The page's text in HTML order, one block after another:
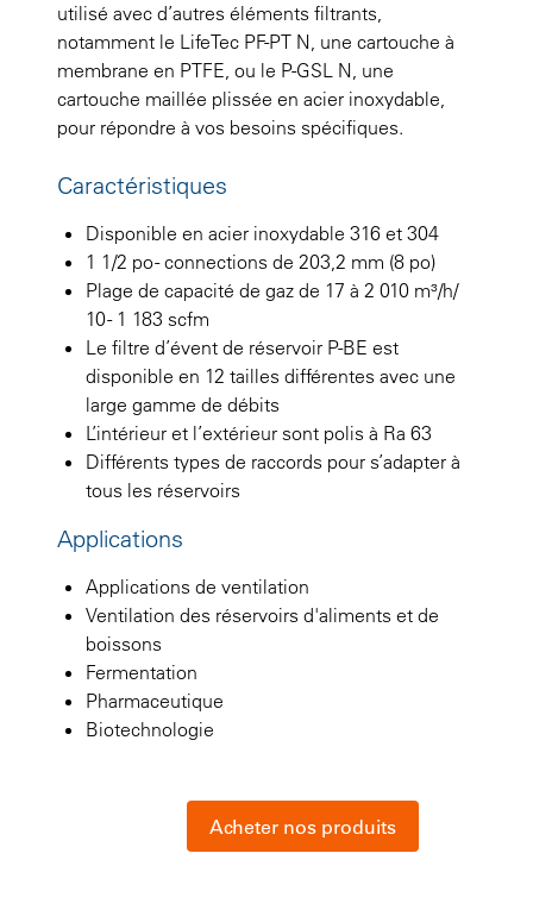
utilisé avec d’autres éléments filtrants,
notamment le LifeTec PF-PT N, une cartouche à
membrane en PTFE, ou le P-GSL N, une
cartouche maillée plissée en acier inoxydable,
pour répondre à vos besoins spécifiques.
Caractéristiques
Disponible en acier inoxydable 316 et 304
1 1/2 po - connections de 203,2 mm (8 po)
Plage de capacité de gaz de 17 à 2 010 m³/h/
10 - 1 183 scfm
Le filtre d’évent de réservoir P-BE est
disponible en 12 tailles différentes avec une
large gamme de débits
L’intérieur et l’extérieur sont polis à Ra 63
Différents types de raccords pour s’adapter à
tous les réservoirs
Applications
Applications de ventilation
Ventilation des réservoirs d'aliments et de
boissons
Fermentation
Pharmaceutique
Biotechnologie
Acheter nos produits